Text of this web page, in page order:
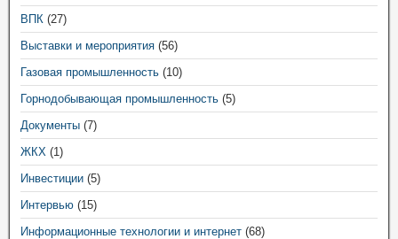
ВПК (27)
Выставки и мероприятия (56)
Газовая промышленность (10)
Горнодобывающая промышленность (5)
Документы (7)
ЖКХ (1)
Инвестиции (5)
Интервью (15)
Информационные технологии и интернет (68)